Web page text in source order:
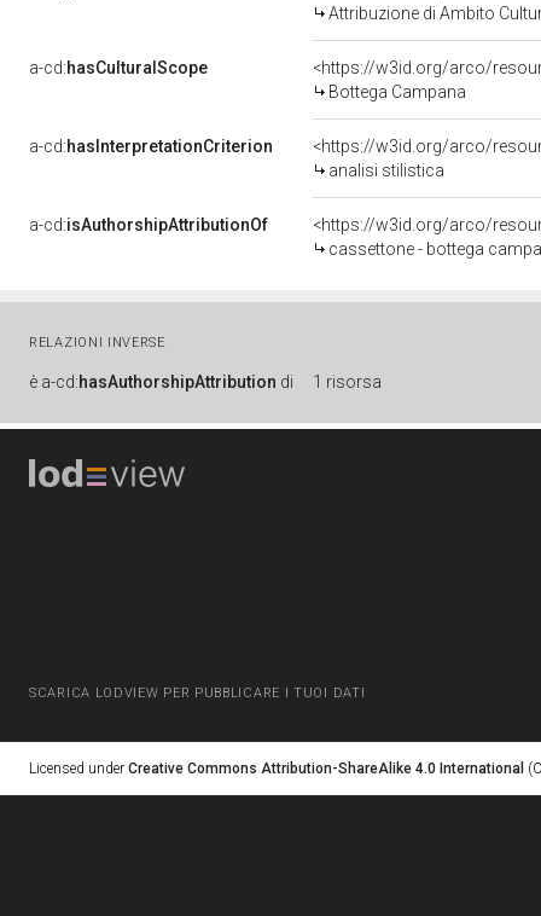
Attribuzione di Ambito
a-cd:hasCulturalScope
<https://w3id.org/arco/
Bottega Campana
a-cd:hasInterpretationCriterion
<https://w3id.org/arco/
analisi stilistica
a-cd:isAuthorshipAttributionOf
<https://w3id.org/arco/
cassettone - bottega
RELAZIONI INVERSE
è a-cd:hasAuthorshipAttribution di 1 risorsa
SCARICA LODVIEW PER PUBBLICARE I TUOI DATI
Licensed under Creative Commons Attribution-ShareAlike 4.0 International